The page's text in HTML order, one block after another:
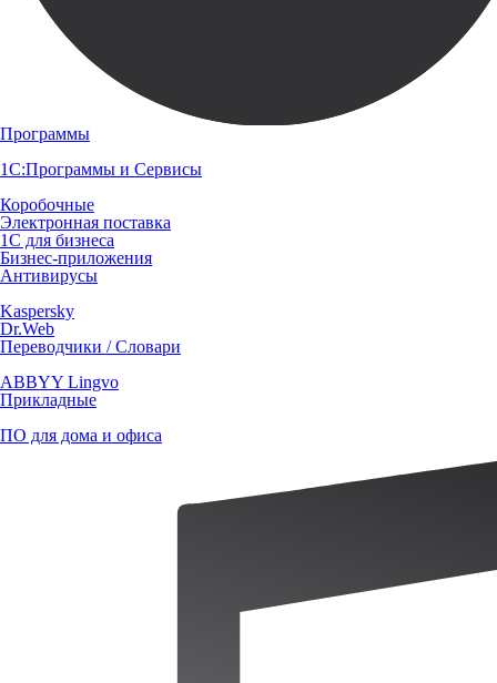
Программы
1С:Программы и Сервисы
Коробочные
Электронная поставка
1С для бизнеса
Бизнес-приложения
Антивирусы
Kaspersky
Dr.Web
Переводчики / Словари
ABBYY Lingvo
Прикладные
ПО для дома и офиса